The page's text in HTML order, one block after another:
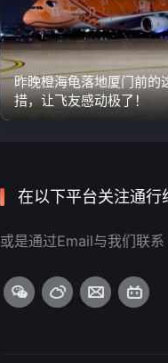
昨晚橙海龟落地厦门前的
措，让飞友感动极了！
在以下平台关注通行
或是通过Email与我们联系